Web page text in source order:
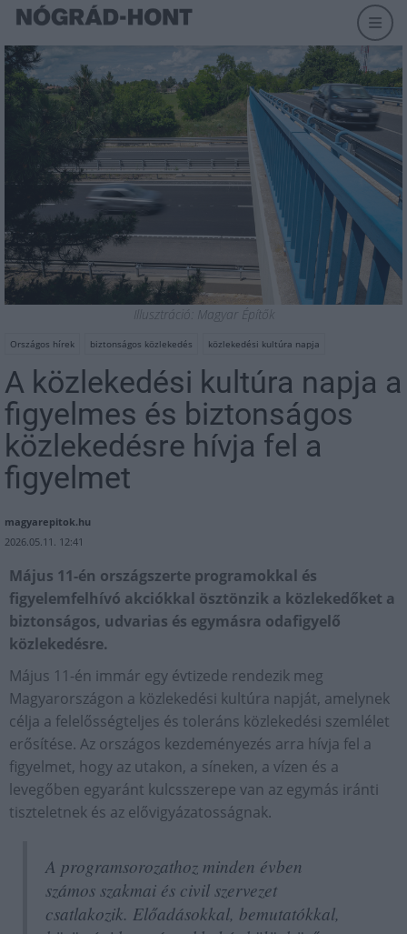
Illusztráció: Magyar Építők
Országos hírek biztonságos közlekedés közlekedési kultúra napja
A közlekedési kultúra napja a
figyelmes és biztonságos
közlekedésre hívja fel a
figyelmet
magyarepitok.hu
2026.05.11. 12:41
Május 11-én országszerte programokkal és
figyelemfelhívó akciókkal ösztönzik a közlekedőket a
biztonságos, udvarias és egymásra odafigyelő
közlekedésre.
Május 11-én immár egy évtizede rendezik meg
Magyarországon a közlekedési kultúra napját, amelynek
célja a felelősségteljes és toleráns közlekedési szemlélet
erősítése. Az országos kezdeményezés arra hívja fel a
figyelmet, hogy az utakon, a síneken, a vízen és a
levegőben egyaránt kulcsszerepe van az egymás iránti
tiszteletnek és az elővigyázatosságnak.
A programsorozathoz minden évben
számos szakmai és civil szervezet
csatlakozik. Előadásokkal, bemutatókkal,